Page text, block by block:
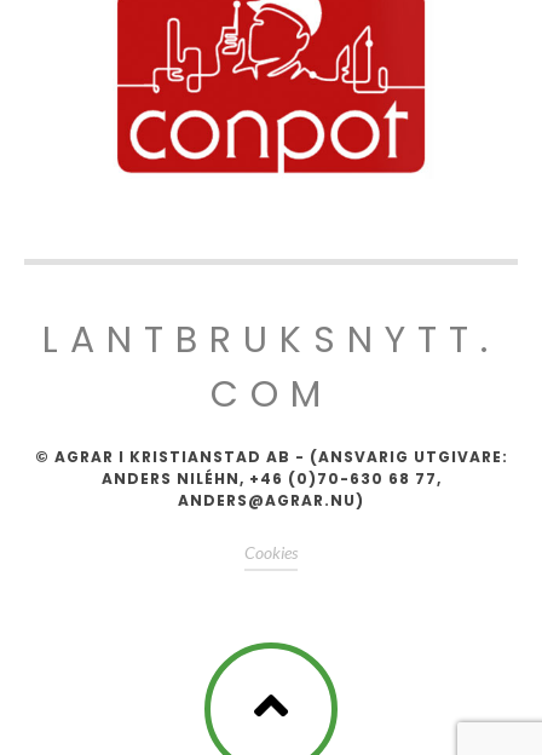
LANTBRUKSNYTT.
COM
© AGRAR I KRISTIANSTAD AB - (ANSVARIG UTGIVARE:
ANDERS NILÉHN, +46 (0)70-630 68 77,
ANDERS@AGRAR.NU)
Cookies